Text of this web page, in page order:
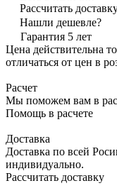
Рассчитать
Нашли дешевле?
Гарантия 5 лет
Цена действительна
отличаться от цен в
Расчет
Мы поможем вам в
Помощь в расчете
Доставка
Доставка по всей
индивидуально.
Рассчитать доставку